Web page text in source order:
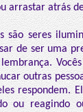
arrastar atrás
são seres
de ser uma
outras
respondem.
ou reagindo